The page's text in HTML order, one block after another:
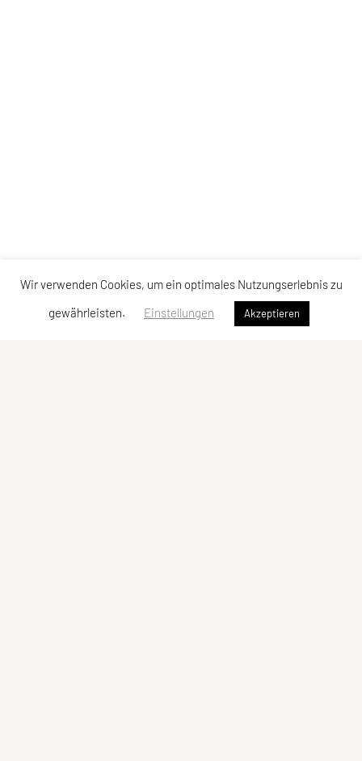
Wir verwenden Cookies, um ein optimales Nutzungserlebnis zu
gewährleisten.
Einstellungen Akzeptieren